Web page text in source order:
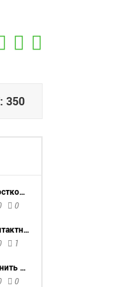
350
Сроки хранения ростков пшеницы
0
Срок годности контактных линз
1
Как запасать и хранить стручковую фасоль
0